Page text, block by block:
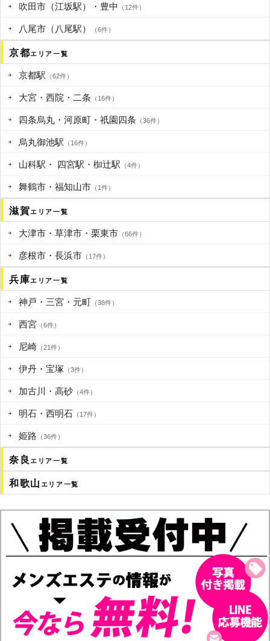
吹田市（江坂駅）・豊中 （12件）
八尾市（八尾駅） （6件）
京都エリア一覧
京都駅 （62件）
大宮・西院・二条 （16件）
四条烏丸・河原町・祇園四条 （36件）
烏丸御池駅 （16件）
山科駅・ 四宮駅・椥辻駅 （4件）
舞鶴市・福知山市 （1件）
滋賀エリア一覧
大津市・草津市・栗東市 （66件）
彦根市・長浜市 （17件）
兵庫エリア一覧
神戸・三宮・元町 （38件）
西宮 （6件）
尼崎 （21件）
伊丹・宝塚 （3件）
加古川・高砂 （4件）
明石・西明石 （17件）
姫路 （36件）
奈良エリア一覧
和歌山 エリア一覧